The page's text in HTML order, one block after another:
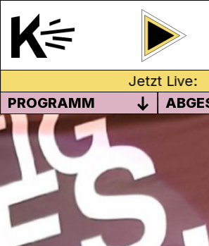
Jetzt Live:
PROGRAMM
MÄRZ 2020 – WIE
INKLUSION?
Wir haben eine Sendung
Inklusion gemacht. Passend